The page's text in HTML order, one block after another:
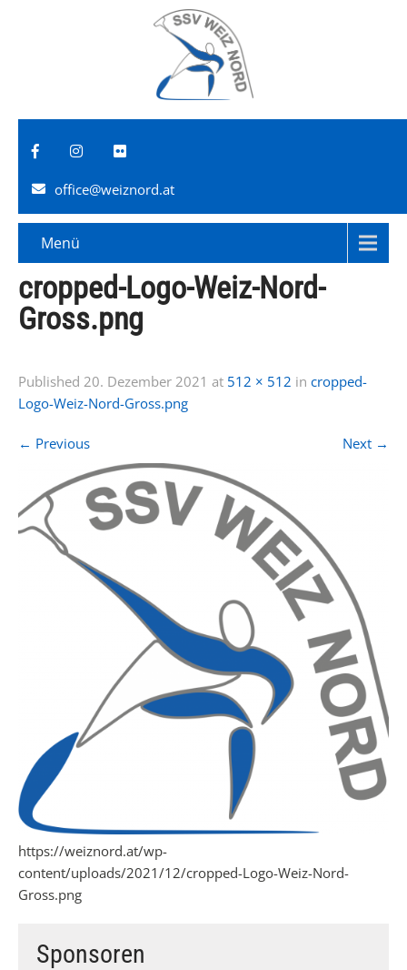
office@weiznord.at
Menü
cropped-Logo-Weiz-Nord-
Gross.png
Published 20. Dezember 2021 at 512 × 512 in cropped-
Logo-Weiz-Nord-Gross.png
← Previous Next →
https://weiznord.at/wp-
content/uploads/2021/12/cropped-Logo-Weiz-Nord-
Gross.png
Sponsoren